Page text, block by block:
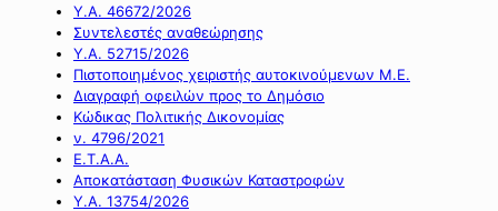
Υ.Α. 46672/2026
Συντελεστές αναθεώρησης
Υ.Α. 52715/2026
Πιστοποιημένος χειριστής αυτοκινούμενων Μ.Ε.
Διαγραφή οφειλών προς το Δημόσιο
Κώδικας Πολιτικής Δικονομίας
ν. 4796/2021
Ε.Τ.Α.Α.
Αποκατάσταση Φυσικών Καταστροφών
Υ.Α. 13754/2026